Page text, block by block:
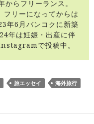
らフリーランス。
リーになってからは
年6月バンコクに新築
年は妊娠・出産に伴
で投稿中。
旅エッセイ 海外旅行